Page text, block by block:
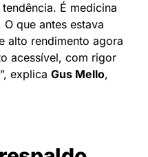
É medicina
que antes estava
alto rendimento agora
acessível, com rigor
explica Gus Mello,